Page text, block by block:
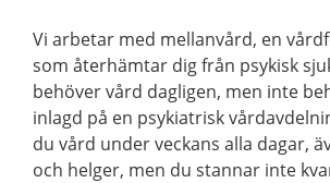
Vi arbetar med mellanvård, en
som återhämtar dig från psykisk
behöver vård dagligen, men inte
inlagd på en psykiatrisk
du vård under veckans alla dagar,
och helger, men du stannar inte